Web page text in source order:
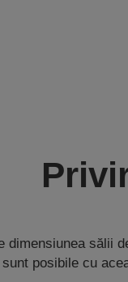
dimensiunea sălii
posibile cu